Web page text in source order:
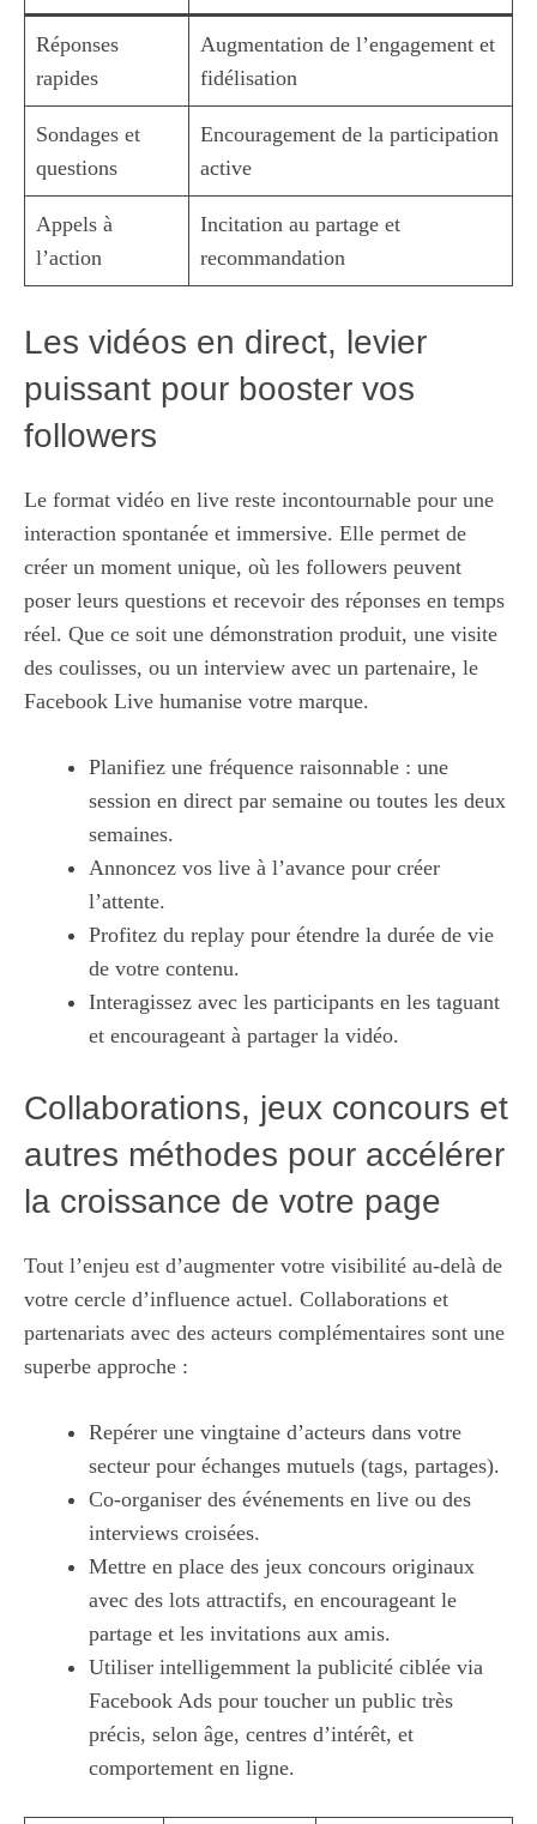
Réponses
rapides
Augmentation de l’engagement et
fidélisation
Sondages et
questions
Encouragement de la participation
active
Appels à
l’action
Incitation au partage et
recommandation
Les vidéos en direct, levier
puissant pour booster vos
followers
Le format vidéo en live reste incontournable pour une
interaction spontanée et immersive. Elle permet de
créer un moment unique, où les followers peuvent
poser leurs questions et recevoir des réponses en temps
réel. Que ce soit une démonstration produit, une visite
des coulisses, ou un interview avec un partenaire, le
Facebook Live humanise votre marque.
Planifiez une fréquence raisonnable : une
session en direct par semaine ou toutes les deux
semaines.
Annoncez vos live à l’avance pour créer
l’attente.
Profitez du replay pour étendre la durée de vie
de votre contenu.
Interagissez avec les participants en les taguant
et encourageant à partager la vidéo.
Collaborations, jeux concours et
autres méthodes pour accélérer
la croissance de votre page
Tout l’enjeu est d’augmenter votre visibilité au-delà de
votre cercle d’influence actuel. Collaborations et
partenariats avec des acteurs complémentaires sont une
superbe approche :
Repérer une vingtaine d’acteurs dans votre
secteur pour échanges mutuels (tags, partages).
Co-organiser des événements en live ou des
interviews croisées.
Mettre en place des jeux concours originaux
avec des lots attractifs, en encourageant le
partage et les invitations aux amis.
Utiliser intelligemment la publicité ciblée via
Facebook Ads pour toucher un public très
précis, selon âge, centres d’intérêt, et
comportement en ligne.